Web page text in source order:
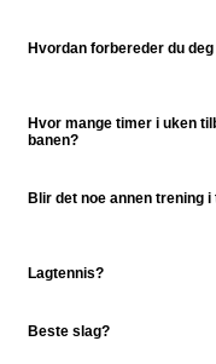
Hvordan forbereder du
Hvor mange timer i uken
banen?
Blir det noe annen trening
Lagtennis?
Beste slag?